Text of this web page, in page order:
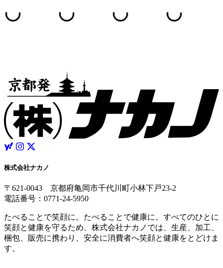
株式会社ナカノ
〒621-0043 京都府亀岡市千代川町小林下戸23-2
電話番号：0771-24-5950
たべることで笑顔に。たべることで健康に。すべてのひとに
笑顔と健康を守るため、株式会社ナカノでは、生産、加工、
梱包、販売に携わり、安全に消費者へ笑顔と健康をとどけま
す。